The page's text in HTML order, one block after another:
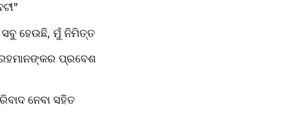
ହେଉଛି, ମୁଁ ନିମିତ୍ତ
ପ୍ରବେଶ
ନେବା ସହିତ